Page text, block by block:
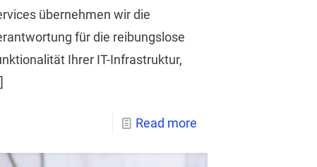
übernehmen wir die
für die reibungslose
Ihrer IT-Infrastruktur,
Read more